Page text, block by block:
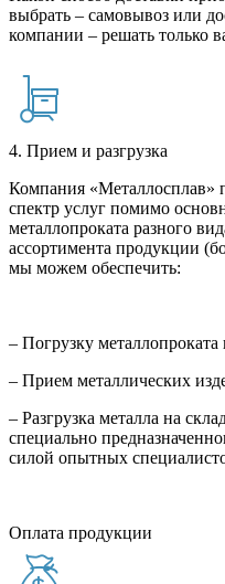
выбрать – самовывоз или
компании – решать только
4. Прием и разгрузка
Компания «Металлосплав»
спектр услуг помимо
металлопроката разного
ассортимента продукции
мы можем обеспечить:
– Погрузку металлопроката
– Прием металлических
– Разгрузка металла на
специально
силой опытных
Оплата продукции